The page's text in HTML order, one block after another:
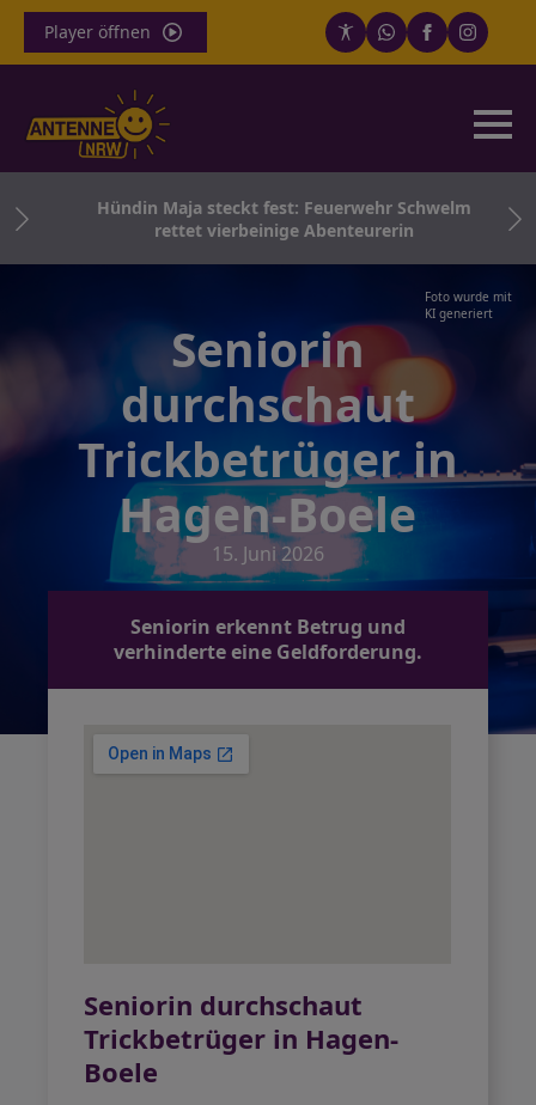
Player öffnen
Hündin Maja steckt fest: Feuerwehr Schwelm
rettet vierbeinige Abenteurerin
Foto wurde mit
KI generiert
Seniorin
durchschaut
Trickbetrüger in
Hagen-Boele
15. Juni 2026
Seniorin erkennt Betrug und
verhinderte eine Geldforderung.
Seniorin durchschaut
Trickbetrüger in Hagen-
Boele